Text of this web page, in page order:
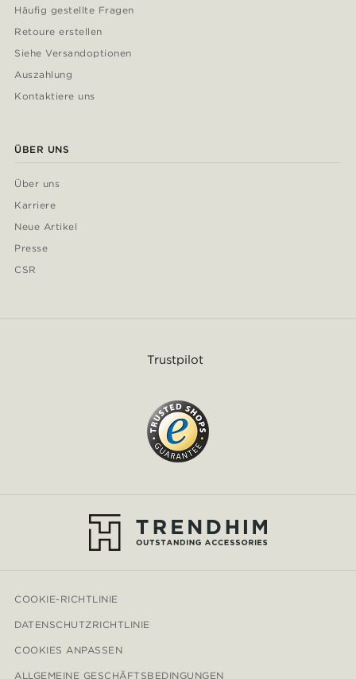
Häufig gestellte Fragen
Retoure erstellen
Siehe Versandoptionen
Auszahlung
Kontaktiere uns
ÜBER UNS
Über uns
Karriere
Neue Artikel
Presse
CSR
Trustpilot
COOKIE-RICHTLINIE
DATENSCHUTZRICHTLINIE
COOKIES ANPASSEN
ALLGEMEINE GESCHÄFTSBEDINGUNGEN